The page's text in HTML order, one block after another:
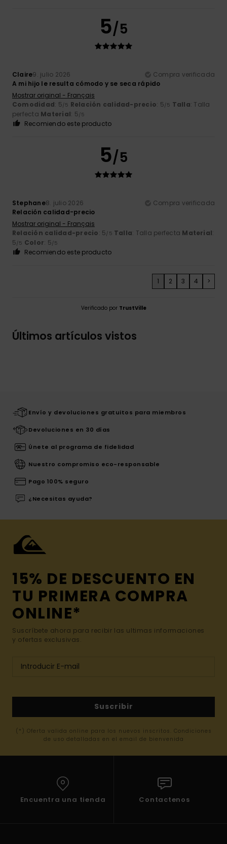
5/5
Claire9. julio 2026
Compra verificada
A mi hijo le resulta cómodo y se seca rápido
Mostrar original - Français
Comodidad: 5/5 Relación calidad-precio: 5/5 Talla: Talla
perfecta Material: 5/5
Recomiendo este producto
5/5
Stephane8. julio 2026
Compra verificada
Relación calidad-precio
Mostrar original - Français
Relación calidad-precio: 5/5 Talla: Talla perfecta Material:
5/5 Color: 5/5
Recomiendo este producto
1 2 3 4 >
Verificado por TrustVille
Últimos artículos vistos
Envío y devoluciones gratuitos para miembros
Devoluciones en 30 días
Únete al programa de fidelidad
Nuestro compromiso eco-responsable
Pago 100% seguro
¿Necesitas ayuda?
15% DE DESCUENTO EN
TU PRIMERA COMPRA
ONLINE*
Suscríbete ahora para recibir las ultimas informaciones
y ofertas exclusivas.
Suscribir
(*) Oferta valida online para los nuevos inscritos. Condiciones
de uso detalladas en el email de bienvenida
Encuentra una tienda Contactenos